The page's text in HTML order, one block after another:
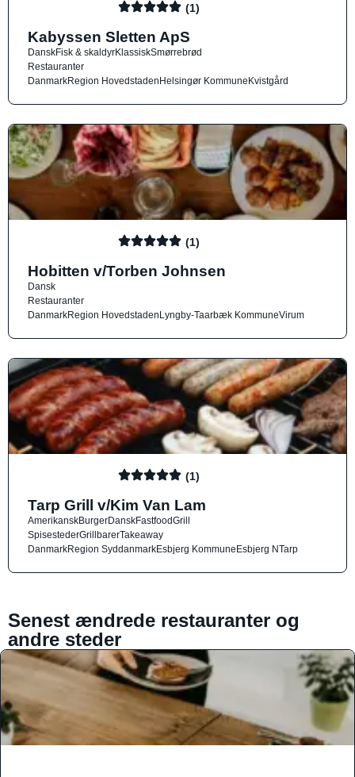
(1)
Kabyssen Sletten ApS
DanskFisk & skaldyrKlassiskSmørrebrød
Restauranter
DanmarkRegion HovedstadenHelsingør KommuneKvistgård
(1)
Hobitten v/Torben Johnsen
Dansk
Restauranter
DanmarkRegion HovedstadenLyngby-Taarbæk KommuneVirum
(1)
Tarp Grill v/Kim Van Lam
AmerikanskBurgerDanskFastfoodGrill
SpisestederGrillbarerTakeaway
DanmarkRegion SyddanmarkEsbjerg KommuneEsbjerg NTarp
Senest ændrede restauranter og
andre steder